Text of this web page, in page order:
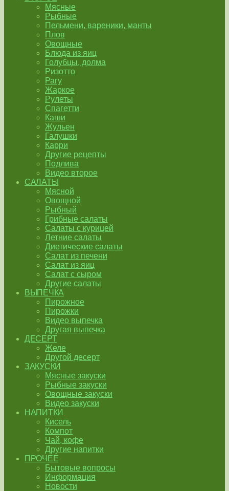
Мясные
Рыбные
Пельмени, вареники, манты
Плов
Овощные
Блюда из яиц
Голубцы, долма
Ризотто
Рагу
Жаркое
Рулеты
Спагетти
Каши
Жульен
Галушки
Карри
Другие рецепты
Подлива
Видео второе
САЛАТЫ
Мясной
Овощной
Рыбный
Грибные салаты
Салаты с курицей
Летние салаты
Диетические салаты
Салат из печени
Салат из яиц
Салат с сыром
Другие салаты
ВЫПЕЧКА
Пирожное
Пирожки
Видео выпечка
Другая выпечка
ДЕСЕРТ
Желе
Другой десерт
ЗАКУСКИ
Мясные закуски
Рыбные закуски
Овощные закуски
Видео закуски
НАПИТКИ
Кисель
Компот
Чай, кофе
Другие напитки
ПРОЧЕЕ
Бытовые вопросы
Информация
Новости